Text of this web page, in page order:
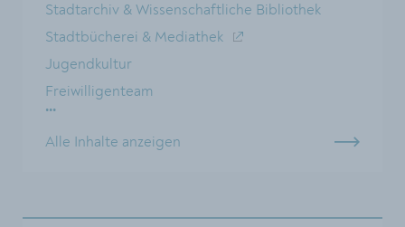
Stadtarchiv & Wissenschaftliche Bibliothek
Stadtbücherei & Mediathek
Jugendkultur
Freiwilligenteam
...
Alle Inhalte anzeigen